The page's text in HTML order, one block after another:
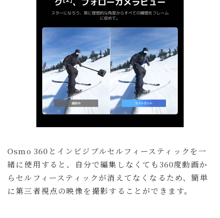
Osmo 360とインビジブルセルフィースティックを一
緒に使用すると、自分で編集しなくても360度動画か
らセルフィースティックが消えてなくなるため、簡単
に第三者視点の映像を撮影することができます。